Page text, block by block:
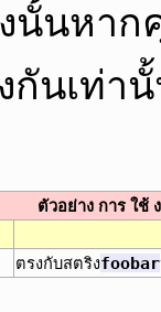
นั้นหา
กันเท่า
ตัวอย่าง การ ใช้
ตรงกับสตริงfoobar